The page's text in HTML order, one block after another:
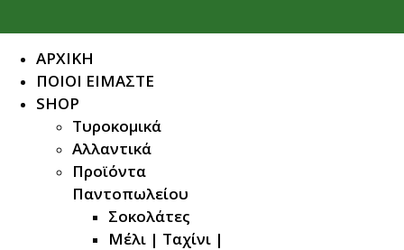
ΑΡΧΙΚΗ
ΠΟΙΟΙ ΕΙΜΑΣΤΕ
SHOP
Τυροκομικά
Αλλαντικά
Προϊόντα
Παντοπωλείου
Σοκολάτες
Μέλι | Ταχίνι |